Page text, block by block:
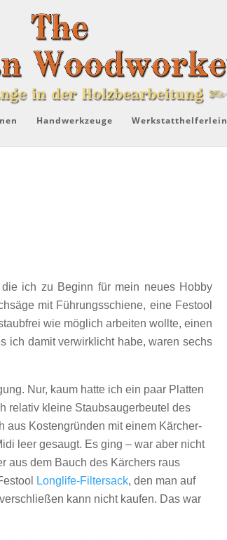
Handwerkzeuge Werkstatthelferlein
die ich zu Beginn für mein neues Hobby
mit Führungsschiene, eine Festool
wie möglich arbeiten wollte, einen
ich damit verwirklicht habe, waren sechs
Nur, kaum hatte ich ein paar Platten
relativ kleine Staubsaugerbeutel des
aus Kostengründen mit einem Kärcher-
leer gesaugt. Es ging – war aber nicht
aus dem Bauch des Kärchers raus
Longlife-Filtersack, den man auf
kann nicht kaufen. Das war